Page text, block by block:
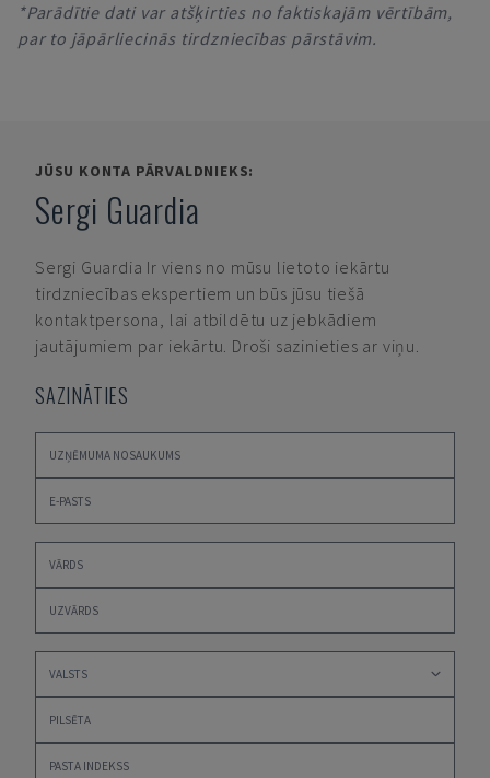
*Parādītie dati var atšķirties no faktiskajām vērtībām,
par to jāpārliecinās tirdzniecības pārstāvim.
JŪSU KONTA PĀRVALDNIEKS:
Sergi Guardia
Sergi Guardia Ir viens no mūsu lietoto iekārtu
tirdzniecības ekspertiem un būs jūsu tiešā
kontaktpersona, lai atbildētu uz jebkādiem
jautājumiem par iekārtu. Droši sazinieties ar viņu.
SAZINĀTIES